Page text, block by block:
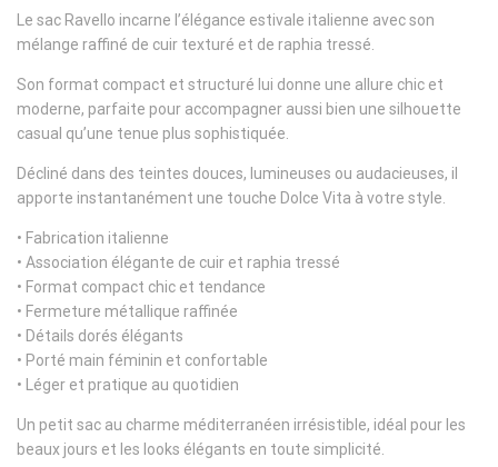
Le sac Ravello incarne l’élégance estivale italienne avec son
mélange raffiné de cuir texturé et de raphia tressé.
Son format compact et structuré lui donne une allure chic et
moderne, parfaite pour accompagner aussi bien une silhouette
casual qu’une tenue plus sophistiquée.
Décliné dans des teintes douces, lumineuses ou audacieuses, il
apporte instantanément une touche Dolce Vita à votre style.
• Fabrication italienne
• Association élégante de cuir et raphia tressé
• Format compact chic et tendance
• Fermeture métallique raffinée
• Détails dorés élégants
• Porté main féminin et confortable
• Léger et pratique au quotidien
Un petit sac au charme méditerranéen irrésistible, idéal pour les
beaux jours et les looks élégants en toute simplicité.